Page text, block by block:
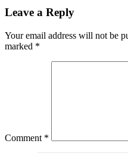
Leave a Reply
Your email address will not be
marked *
Comment *